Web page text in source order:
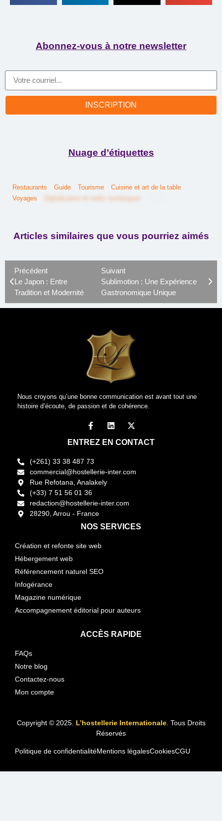
Abonnez-vous à notre newsletter
INSCRIPTION
Nuage d’étiquettes
Restaurants Guide Tourisme
Cuisine et art de la table
Voyages
Digitalisation et outils numériques
Articles similaires que vous pourriez aimés
Précédent
Le Japon : Entre
Tradition et Modernité
Suivant
Sublimotion : Une Expérience
Gastronomique Unique
Nous croyons qu’une bonne communication est avant tout une
histoire d’écoute, de passion et de cohérence.
ENTREZ EN CONTACT
(+261) 33 38 487 73
commercial@hostellerie-inter.com
Rue Refotana, Analakely
(+33) 7 51 56 01 36
redaction@hostellerie-inter.com
28290, Arrou - France
NOS SERVICES
Création et refonte site web
Hébergement web
Référencement naturel SEO
Infogérance
Magazine numérique
Accompagnement éditorial pour auteurs
ACCÈS RAPIDE
FAQs
Notre blog
Contactez-nous
Mon compte
Copyright © 2025. L’hostellerie Internationale. Tous Droits
Réservés
Politique de confidentialitéMentions légalesCookiesCGU